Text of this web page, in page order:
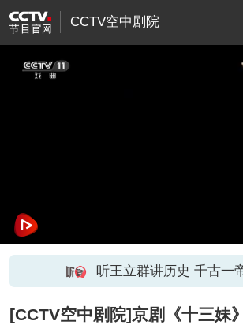
CCTV空中剧院
听王立群讲历史 千古一
[CCTV空中剧院]京剧《十三妹